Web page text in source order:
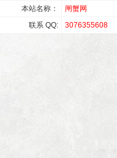
本站名称：
闸蟹网
联系 QQ:
3076355608